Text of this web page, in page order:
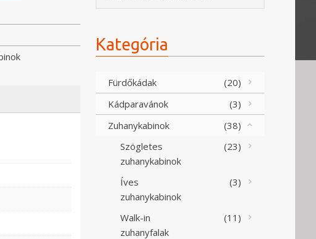
Kategória
Fürdőkádak
(20)
Kádparavánok
(3)
Zuhanykabinok
(38)
Szögletes
zuhanykabinok
(23)
Íves
zuhanykabinok
(3)
Walk-in
zuhanyfalak
(11)